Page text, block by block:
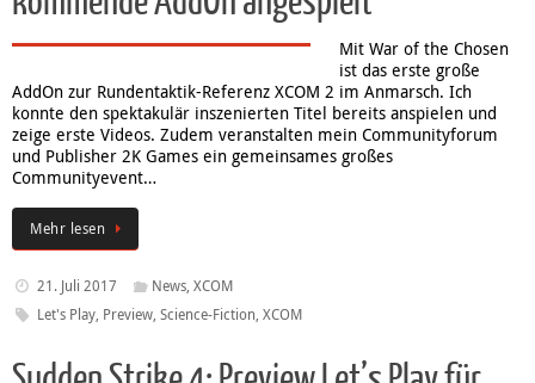
Mit War of the Chosen
ist das erste große
AddOn zur Rundentaktik-Referenz XCOM 2 im Anmarsch. Ich
konnte den spektakulär inszenierten Titel bereits anspielen und
zeige erste Videos. Zudem veranstalten mein Communityforum
und Publisher 2K Games ein gemeinsames großes
Communityevent…
Mehr lesen
21. Juli 2017 News,XCOM
Let's Play, Preview, Science-Fiction, XCOM